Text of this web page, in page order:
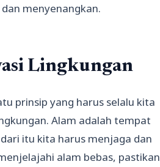
menyenangkan.
Lingkungan
prinsip yang harus selalu kita
Alam adalah tempat
itu kita harus menjaga dan
alam bebas, pastikan